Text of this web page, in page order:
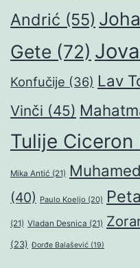
Andrić (55)
Gete (72)
Konfučije (36) Lav
Vinči (45)
Tulije Ciceron
Mika Antić (21) Muhamed
(40) Paulo Koeljo (20)
(21) Vladan Desnica (21)
(23) Đorđe Balašević (19)